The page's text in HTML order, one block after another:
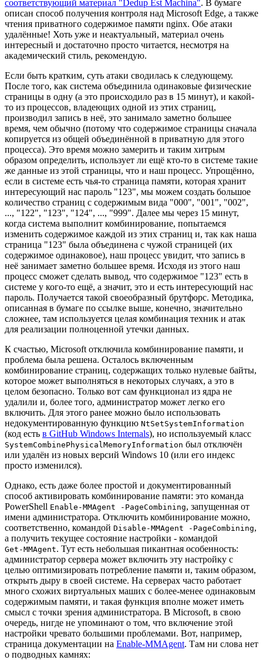
соответствующий материал "Dedup Est Machina". В бумаге
описан способ получения контроля над Microsoft Edge, а также
чтения приватного содержимое памяти nginx. Обе атаки
удалённые! Хоть уже и неактуальный, материал очень
интересный и достаточно просто читается, несмотря на
академический стиль, рекомендую.
Если быть кратким, суть атаки сводилась к следующему.
После того, как система объединила одинаковые физические
страницы в одну (а это происходило раз в 15 минут), и какой-
то из процессов, владеющих одной из этих страниц,
производил запись в неё, это занимало заметно большее
время, чем обычно (потому что содержимое страницы сначала
копируется из общей объединённой в приватную для этого
процесса). Это время можно замерить и таким хитрым
образом определить, использует ли ещё кто-то в системе такие
же данные из этой страницы, что и наш процесс. Упрощённо,
если в системе есть чья-то страница памяти, которая хранит
интересующий нас пароль "123", мы можем создать большое
количество страниц с содержимым вида "000", "001", "002",
..., "122", "123", "124", ..., "999". Далее мы через 15 минут,
когда система выполнит комбинирование, попытаемся
изменить содержимое каждой из этих страниц и, так как наша
страница "123" была объединена с чужой страницей (их
содержимое одинаковое), наш процесс увидит, что запись в
неё занимает заметно большее время. Исходя из этого наш
процесс сможет сделать вывод, что содержимое "123" есть в
системе у кого-то ещё, а значит, это и есть интересующий нас
пароль. Получается такой своеобразный брутфорс. Методика,
описанная в бумаге по ссылке выше, конечно, значительно
сложнее, там используется целая комбинация техник и атак
для реализации полноценной утечки данных.
К счастью, Microsoft отключила комбинирование памяти, и
проблема была решена. Осталось включенным
комбинирование страниц, содержащих только нулевые байты,
которое может выполняться в некоторых случаях, а это в
целом безопасно. Только вот сам функционал из ядра не
удалили и, более того, администратор может легко его
включить. Для этого ранее можно было использовать
недокументированную функцию NtSetSystemInformation
(код есть в GitHub Windows Internals), но используемый класс
SystemCombinePhysicalMemoryInformation был отключён
или удалён из новых версий Windows 10 (или его индекс
просто изменился).
Однако, есть даже более простой и документированный
способ активировать комбинирование памяти: это команда
PowerShell Enable-MMAgent -PageCombining, запущенная от
имени администратора. Отключить комбинирование можно,
соответственно, командой Disable-MMAgent -PageCombining,
а получить текущее состояние настройки - командой
Get-MMAgent. Тут есть небольшая пикантная особенность:
администратор сервера может включить эту настройку с
целью оптимизировать потребление памяти и, таким образом,
открыть дыру в своей системе. На серверах часто работает
много схожих виртуальных маших с более-менее одинаковым
содержимым памяти, и такая функция вполне может иметь
смысл с точки зрения администратора. В Microsoft, в свою
очередь, нигде не упоминают о том, что включение этой
настройки чревато большими проблемами. Вот, например,
страница документации на Enable-MMAgent. Там ни слова нет
о подводных камнях: